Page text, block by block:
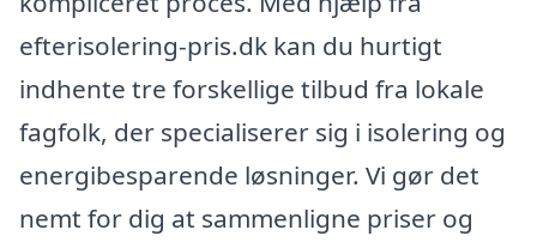
efterisolering-pris.dk kan du hurtigt
indhente tre forskellige tilbud fra lokale
fagfolk, der specialiserer sig i isolering og
energibesparende løsninger. Vi gør det
nemt for dig at sammenligne priser og